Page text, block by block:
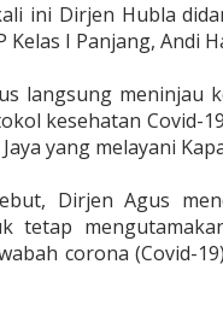
ini Dirjen Hubla
Kelas I Panjang, Andi
langsung meninjau
kesehatan Covid-
yang melayani
Dirjen Agus
tetap
corona (Covid-